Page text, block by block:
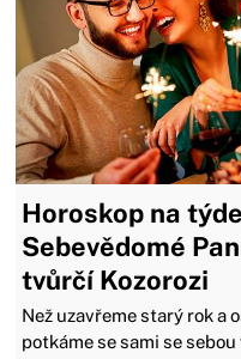
Horoskop na
Sebevědomé
tvůrčí Kozorozi
Než uzavřeme starý rok a
potkáme se sami se